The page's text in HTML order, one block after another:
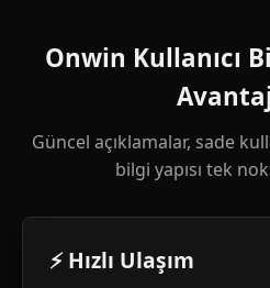
Onwin Kullanıcı
Güncel açıklamalar, sade
bilgi yapısı tek
⚡ Hızlı Ulaşım